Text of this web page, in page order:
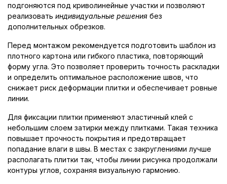
подгоняются под криволинейные участки и позволяют
реализовать индивидуальные решения без
дополнительных обрезков.
Перед монтажом рекомендуется подготовить шаблон из
плотного картона или гибкого пластика, повторяющий
форму угла. Это позволяет проверить точность раскладки
и определить оптимальное расположение швов, что
снижает риск деформации плитки и обеспечивает ровные
линии.
Для фиксации плитки применяют эластичный клей с
небольшим слоем затирки между плитками. Такая техника
повышает прочность покрытия и предотвращает
попадание влаги в швы. В местах с закруглениями лучше
располагать плитки так, чтобы линии рисунка продолжали
контуры углов, сохраняя визуальную гармонию.